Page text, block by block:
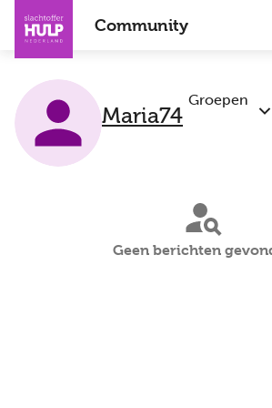
Overslaan
naar
inhoud
gaan
Community
Groepen
Maria74
Geen berichten